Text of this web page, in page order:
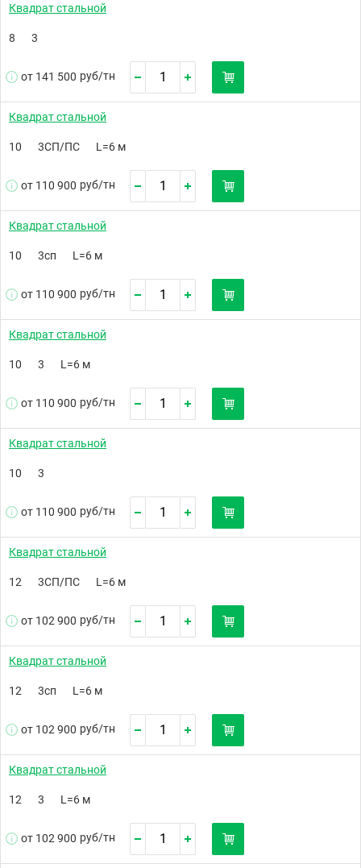
Квадрат стальной
8 3
от 141 500 руб/тн
Квадрат стальной
10 3СП/ПС L=6 м
от 110 900 руб/тн
Квадрат стальной
10 3сп L=6 м
от 110 900 руб/тн
Квадрат стальной
10 3 L=6 м
от 110 900 руб/тн
Квадрат стальной
10 3
от 110 900 руб/тн
Квадрат стальной
12 3СП/ПС L=6 м
от 102 900 руб/тн
Квадрат стальной
12 3сп L=6 м
от 102 900 руб/тн
Квадрат стальной
12 3 L=6 м
от 102 900 руб/тн